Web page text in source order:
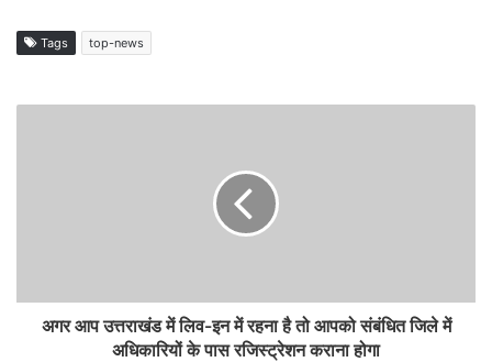
Tags top-news
अगर आप उत्तराखंड में लिव-इन में रहना है तो आपको संबंधित जिले में
अधिकारियों के पास रजिस्ट्रेशन कराना होगा